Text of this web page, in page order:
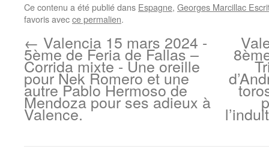
Ce contenu a été publié dans Espagne, Georges Marcillac
favoris avecce permalien.
← Valencia 15 mars 2024 -
5ème de Feria de Fallas –
Corrida mixte - Une oreille
pour Nek Romero et une
autre Pablo Hermoso de
Mendoza pour ses adieux à
Valence.